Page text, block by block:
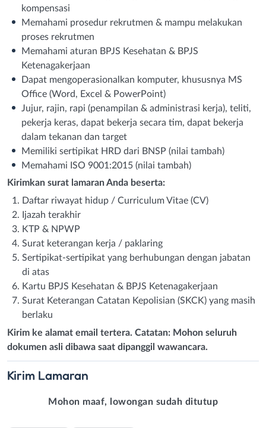
kompensasi
Memahami prosedur rekrutmen & mampu melakukan
proses rekrutmen
Memahami aturan BPJS Kesehatan & BPJS
Ketenagakerjaan
Dapat mengoperasionalkan komputer, khususnya MS
Office (Word, Excel & PowerPoint)
Jujur, rajin, rapi (penampilan & administrasi kerja), teliti,
pekerja keras, dapat bekerja secara tim, dapat bekerja
dalam tekanan dan target
Memiliki sertipikat HRD dari BNSP (nilai tambah)
Memahami ISO 9001:2015 (nilai tambah)
Kirimkan surat lamaran Anda beserta:
Daftar riwayat hidup / Curriculum Vitae (CV)
Ijazah terakhir
KTP & NPWP
Surat keterangan kerja / paklaring
Sertipikat-sertipikat yang berhubungan dengan jabatan
di atas
Kartu BPJS Kesehatan & BPJS Ketenagakerjaan
Surat Keterangan Catatan Kepolisian (SKCK) yang masih
berlaku
Kirim ke alamat email tertera. Catatan: Mohon seluruh
dokumen asli dibawa saat dipanggil wawancara.
Kirim Lamaran
Mohon maaf, lowongan sudah ditutup